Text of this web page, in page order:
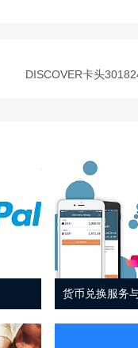
DISCOVER卡头
货币兑换服务